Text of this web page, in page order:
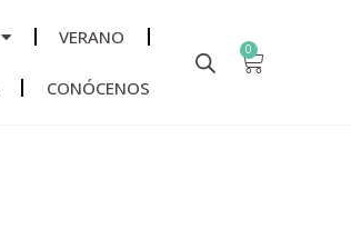
VERANO
CONÓCENOS
0